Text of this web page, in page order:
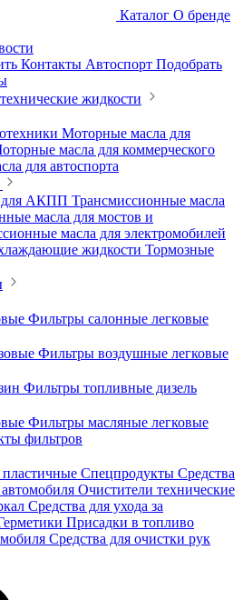
Каталог О бренде
Контакты Автоспорт Подобрать
жидкости
Моторные масла для
масла для коммерческого
для автоспорта
для АКПП Трансмиссионные масла
масла для мостов и
масла для электромобилей
жидкости Тормозные
Фильтры салонные легковые
Фильтры воздушные легковые
Фильтры топливные дизель
Фильтры масляные легковые
фильтров
Спецпродукты Средства
автомобиля Очистители технические
Средства для ухода за
Присадки в топливо
Средства для очистки рук